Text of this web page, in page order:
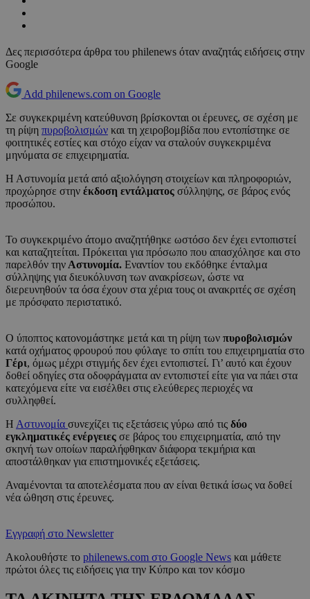
Δες περισσότερα άρθρα του philenews όταν αναζητάς ειδήσεις στην
Google
Add philenews.com on Google
Σε συγκεκριμένη κατεύθυνση βρίσκονται οι έρευνες, σε σχέση με
τη ρίψη πυροβολισμών και τη χειροβομβίδα που εντοπίστηκε σε
φοιτητικές εστίες και στόχο είχαν να σταλούν συγκεκριμένα
μηνύματα σε επιχειρηματία.
Η Αστυνομία μετά από αξιολόγηση στοιχείων και πληροφοριών,
προχώρησε στην έκδοση εντάλματος σύλληψης, σε βάρος ενός
προσώπου.
Το συγκεκριμένο άτομο αναζητήθηκε ωστόσο δεν έχει εντοπιστεί
και καταζητείται. Πρόκειται για πρόσωπο που απασχόλησε και στο
παρελθόν την Αστυνομία. Εναντίον του εκδόθηκε ένταλμα
σύλληψης για διευκόλυνση των ανακρίσεων, ώστε να
διερευνηθούν τα όσα έχουν στα χέρια τους οι ανακριτές σε σχέση
με πρόσφατο περιστατικό.
Ο ύποπτος κατονομάστηκε μετά και τη ρίψη των πυροβολισμών
κατά οχήματος φρουρού που φύλαγε το σπίτι του επιχειρηματία στο
Γέρι, όμως μέχρι στιγμής δεν έχει εντοπιστεί. Γι’ αυτό και έχουν
δοθεί οδηγίες στα οδοφράγματα αν εντοπιστεί είτε για να πάει στα
κατεχόμενα είτε να εισέλθει στις ελεύθερες περιοχές να
συλληφθεί.
Η Αστυνομία συνεχίζει τις εξετάσεις γύρω από τις δύο
εγκληματικές ενέργειες σε βάρος του επιχειρηματία, από την
σκηνή των οποίων παραλήφθηκαν διάφορα τεκμήρια και
αποστάλθηκαν για επιστημονικές εξετάσεις.
Αναμένονται τα αποτελέσματα που αν είναι θετικά ίσως να δοθεί
νέα ώθηση στις έρευνες.
Εγγραφή στο Newsletter
Ακολουθήστε το philenews.com στο Google News και μάθετε
πρώτοι όλες τις ειδήσεις για την Κύπρο και τον κόσμο